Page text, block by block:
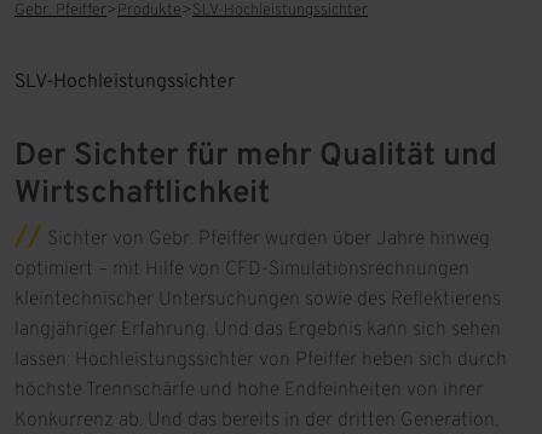
Gebr. Pfeiffer Produkte SLV-Hochleistungssichter
SLV-Hochleistungssichter
Der Sichter für mehr Qualität und
Wirtschaftlichkeit
Sichter von Gebr. Pfeiffer wurden über Jahre hinweg
optimiert – mit Hilfe von CFD-Simulationsrechnungen
kleintechnischer Untersuchungen sowie des Reflektierens
langjähriger Erfahrung. Und das Ergebnis kann sich sehen
lassen: Hochleistungssichter von Pfeiffer heben sich durch
höchste Trennschärfe und hohe Endfeinheiten von ihrer
Konkurrenz ab. Und das bereits in der dritten Generation.